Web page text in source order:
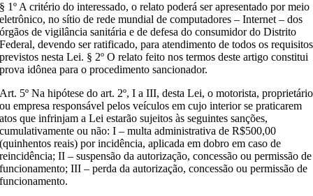
§ 1º A critério do interessado, o relato poderá ser apresentado por meio
eletrônico, no sítio de rede mundial de computadores – Internet – dos
órgãos de vigilância sanitária e de defesa do consumidor do Distrito
Federal, devendo ser ratificado, para atendimento de todos os requisitos
previstos nesta Lei. § 2º O relato feito nos termos deste artigo constitui
prova idônea para o procedimento sancionador.
Art. 5º Na hipótese do art. 2º, I a III, desta Lei, o motorista, proprietário
ou empresa responsável pelos veículos em cujo interior se praticarem
atos que infrinjam a Lei estarão sujeitos às seguintes sanções,
cumulativamente ou não: I – multa administrativa de R$500,00
(quinhentos reais) por incidência, aplicada em dobro em caso de
reincidência; II – suspensão da autorização, concessão ou permissão de
funcionamento; III – perda da autorização, concessão ou permissão de
funcionamento.